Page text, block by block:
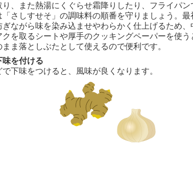
、また熱湯にくぐらせ霜降りしたり、フライパ
さしすせそ」の調味料の順番を守りましょう。最
ながら味を染み込ませやわらかく仕上げるため
クを取るシートや厚手のクッキングペーパーを使
ま落としぶたとして使えるので便利です。
を付ける
下味をつけると、風味が良くなります。